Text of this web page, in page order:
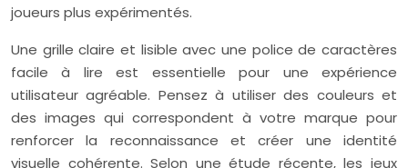
joueurs plus expérimentés.
Une grille claire et lisible avec une police de caractères
facile à lire est essentielle pour une expérience
utilisateur agréable. Pensez à utiliser des couleurs et
des images qui correspondent à votre marque pour
renforcer la reconnaissance et créer une identité
visuelle cohérente. Selon une étude récente, les jeux